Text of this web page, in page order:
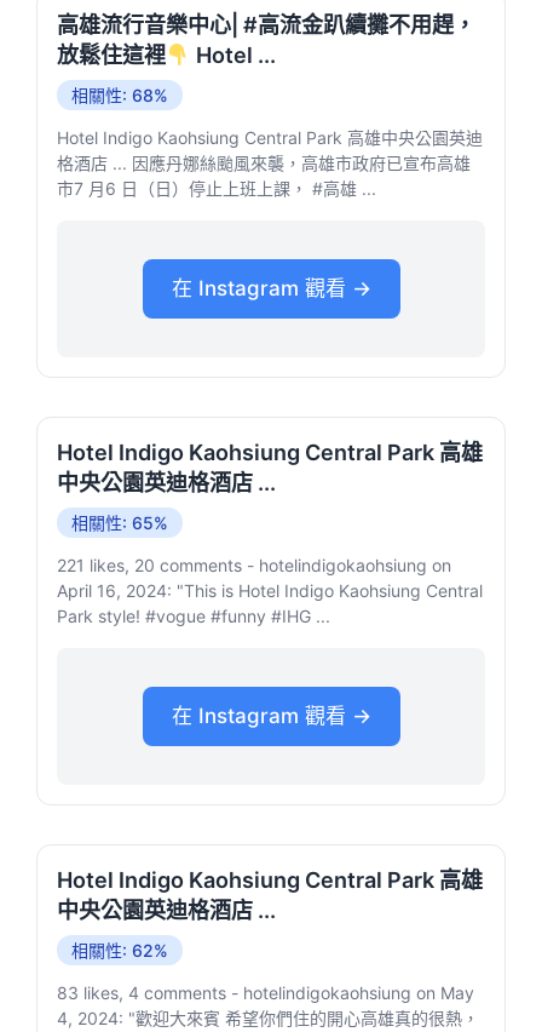
高雄流行音樂中心| #高流金趴續攤不用趕，
放鬆住這裡
Hotel ...
相關性: 68%
Hotel Indigo Kaohsiung Central Park 高雄中央公園英迪
格酒店 ... 因應丹娜絲颱風來襲，高雄市政府已宣布高雄
市7 月6 日（日）停止上班上課， #高雄 ...
在 Instagram 觀看 →
Hotel Indigo Kaohsiung Central Park 高雄
中央公園英迪格酒店 ...
相關性: 65%
221 likes, 20 comments - hotelindigokaohsiung on
April 16, 2024: "This is Hotel Indigo Kaohsiung Central
Park style! #vogue #funny #IHG ...
在 Instagram 觀看 →
Hotel Indigo Kaohsiung Central Park 高雄
中央公園英迪格酒店 ...
相關性: 62%
83 likes, 4 comments - hotelindigokaohsiung on May
4, 2024: "歡迎大來賓 希望你們住的開心高雄真的很熱，